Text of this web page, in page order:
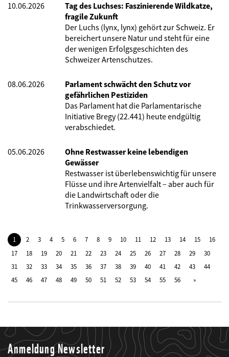
10.06.2026
Tag des Luchses: Faszinierende Wildkatze,
fragile Zukunft
Der Luchs (lynx, lynx) gehört zur Schweiz. Er
bereichert unsere Natur und steht für eine
der wenigen Erfolgsgeschichten des
Schweizer Artenschutzes.
08.06.2026
Parlament schwächt den Schutz vor
gefährlichen Pestiziden
Das Parlament hat die Parlamentarische
Initiative Bregy (22.441) heute endgültig
verabschiedet.
05.06.2026
Ohne Restwasser keine lebendigen
Gewässer
Restwasser ist überlebenswichtig für unsere
Flüsse und ihre Artenvielfalt – aber auch für
die Landwirtschaft oder die
Trinkwasserversorgung.
1 2 3 4 5 6 7 8 9 10 11 12 13 14 15
16
17
18 19 20 21 22 23 24 25 26 27 28 29
30
31
32 33 34 35 36 37 38 39 40 41 42 43
44
45
46 47 48 49 50 51 52 53 54 55 56
Anmeldung Newsletter